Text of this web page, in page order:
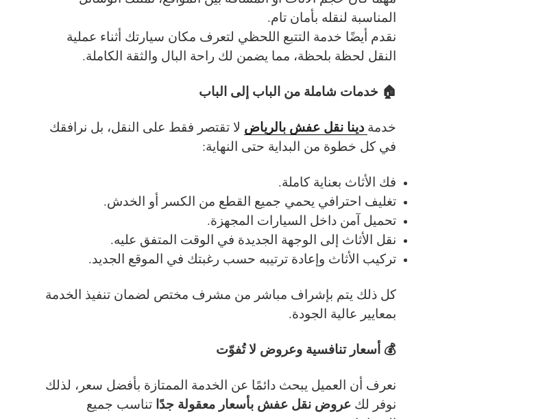
المناسبة لنقله بأمان تام.
نقدم أيضًا خدمة التتبع اللحظي لتعرف مكان سيارتك أثناء عملية
النقل لحظة بلحظة، مما يضمن لك راحة البال والثقة الكاملة.
🏠 خدمات شاملة من الباب إلى الباب
خدمة دينا نقل عفش بالرياض لا تقتصر فقط على النقل، بل نرافقك
في كل خطوة من البداية حتى النهاية:
فك الأثاث بعناية كاملة.
تغليف احترافي يحمي جميع القطع من الكسر أو الخدش.
تحميل آمن داخل السيارات المجهزة.
نقل الأثاث إلى الوجهة الجديدة في الوقت المتفق عليه.
تركيب الأثاث وإعادة ترتيبه حسب رغبتك في الموقع الجديد.
كل ذلك يتم بإشراف مباشر من مشرف مختص لضمان تنفيذ الخدمة
بمعايير عالية الجودة.
💰 أسعار تنافسية وعروض لا تُفوّت
نعرف أن العميل يبحث دائمًا عن الخدمة الممتازة بأفضل سعر، لذلك
نوفر لك عروض نقل عفش بأسعار معقولة جدًا تناسب جميع